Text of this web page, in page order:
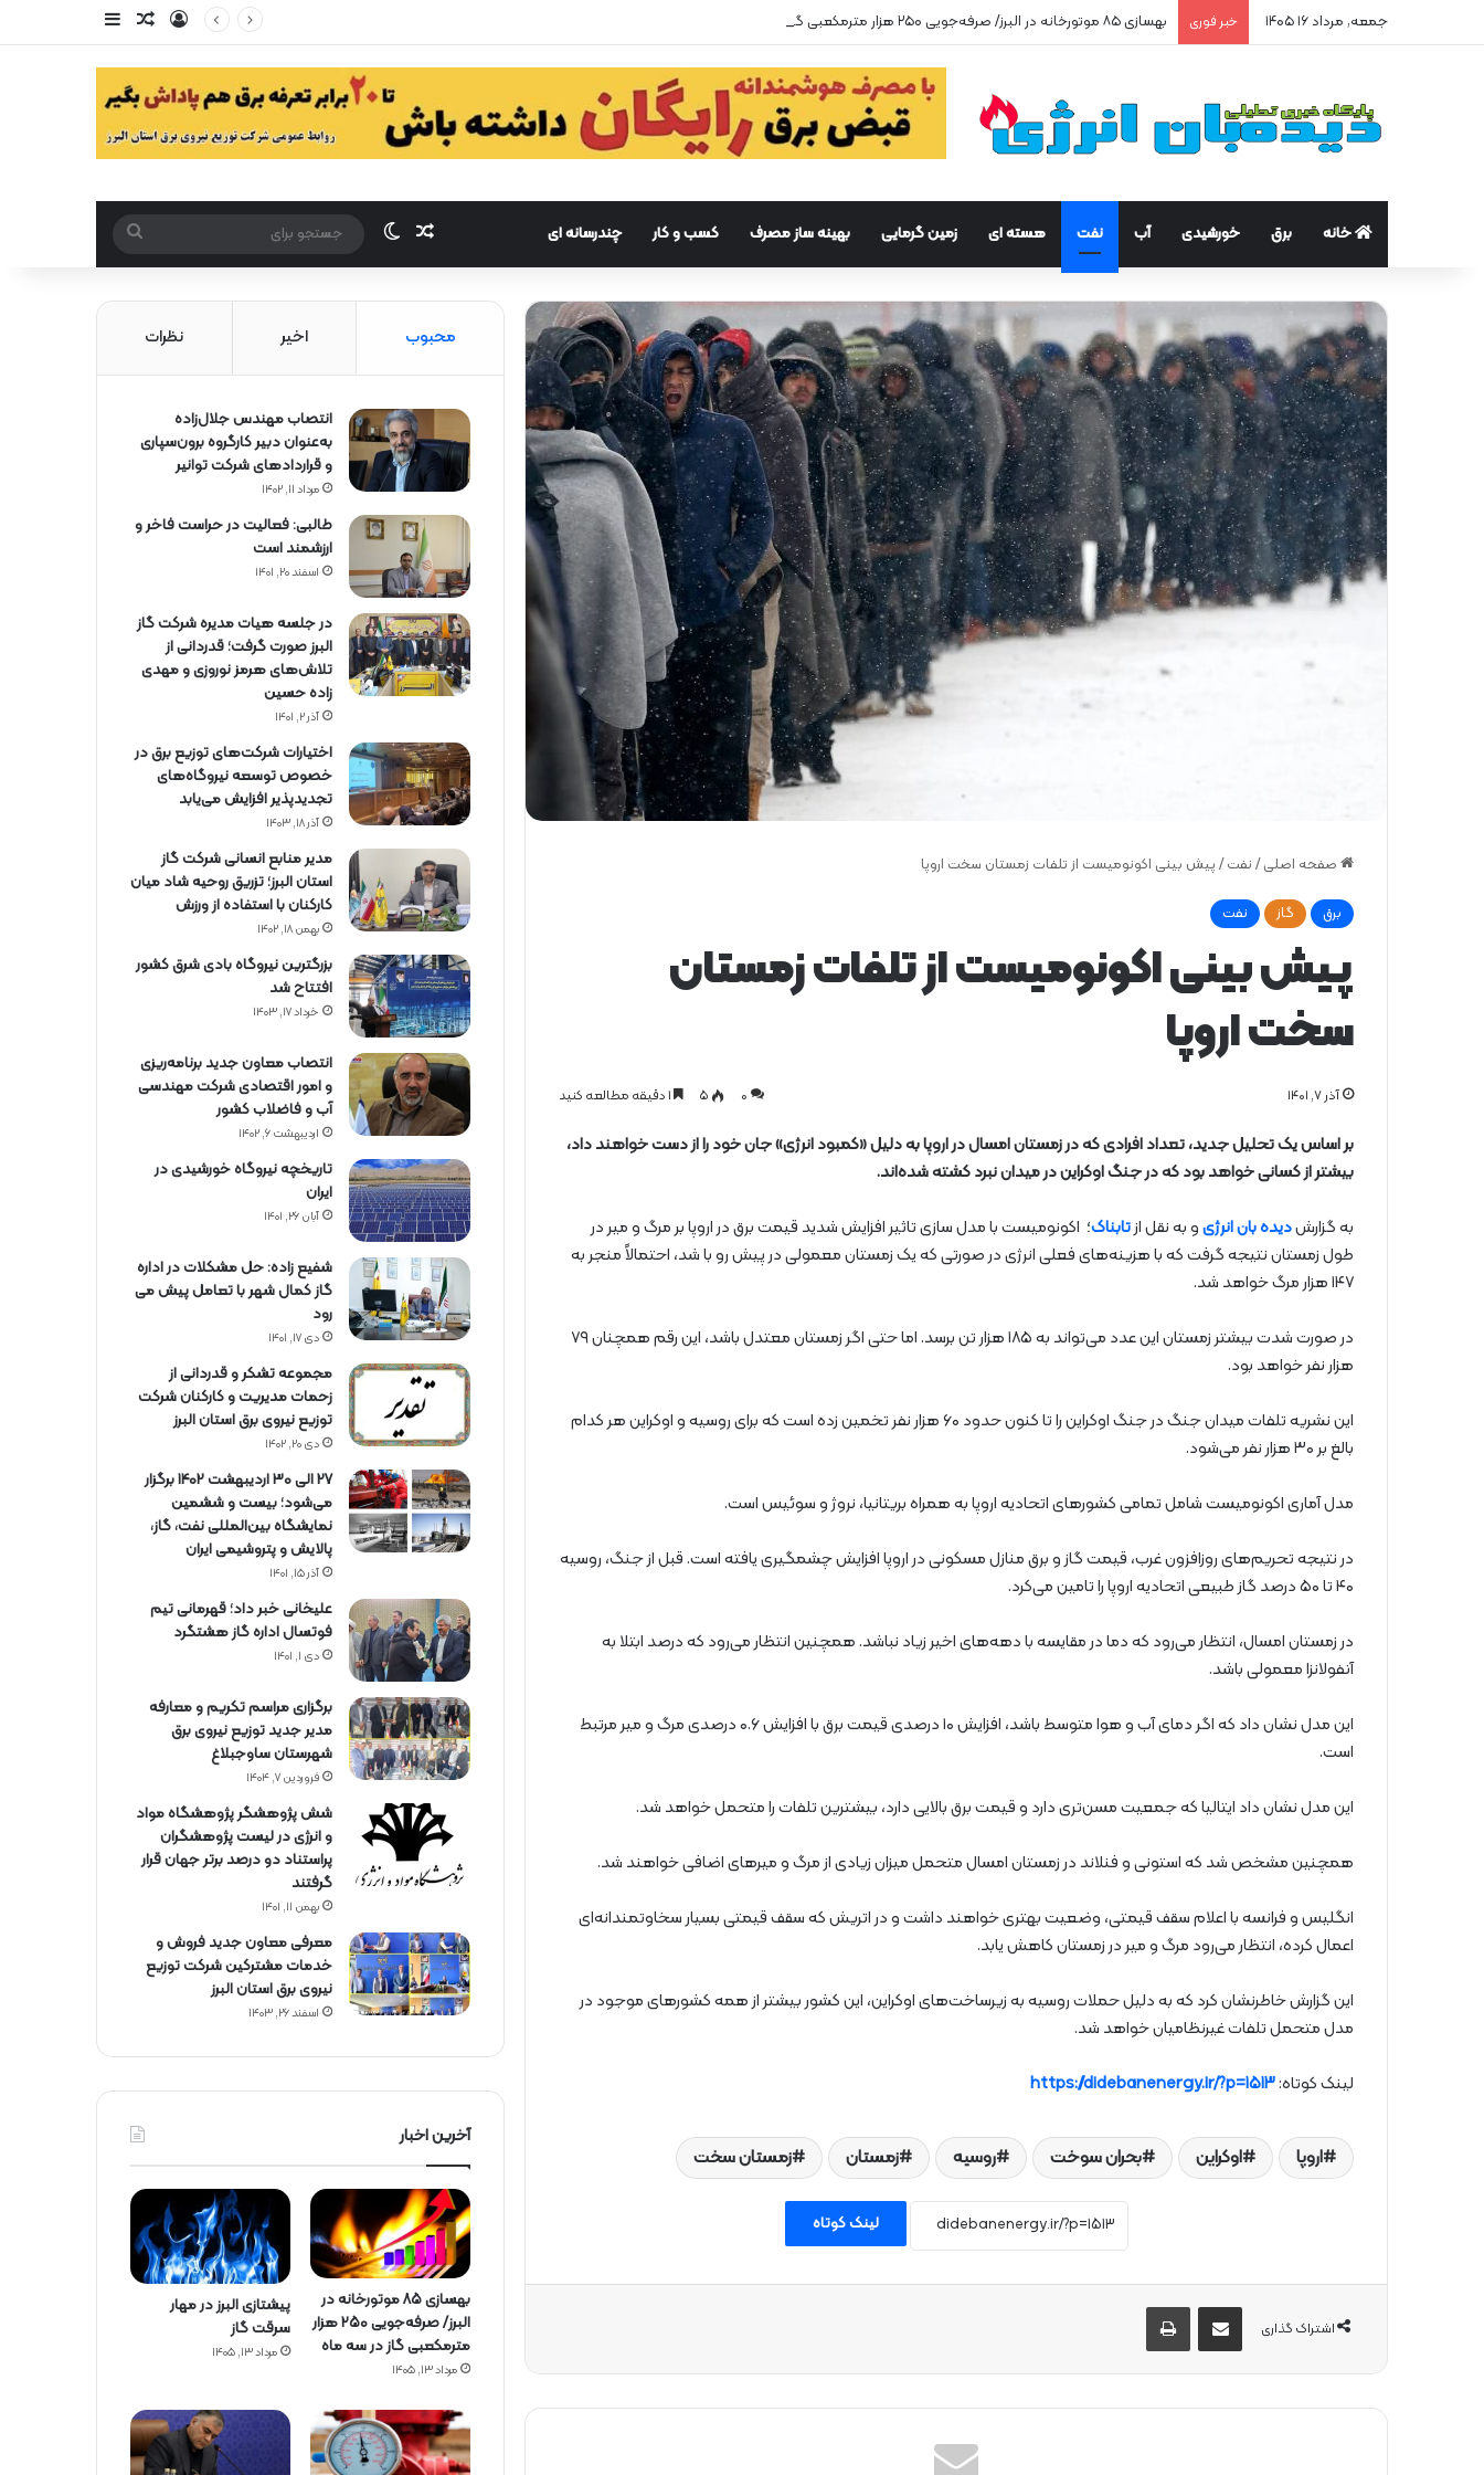
جمعه, مرداد ۱۶ ۱۴۰۵ خبر فوری بهسازی ۸۵ موتورخانه در البرز/ صرفه‌جویی ۲۵۰ هزار مترمکعبی گاز در سه ماه ورود مقاله تصادفی
خانه برق خورشیدی آب نفت هسته ای زمین گرمایی بهینه ساز مصرف کسب و کار چندرسانه ای مقاله تصادفی
تغییر پوست
برای
صفحه اصلی / نفت / پیش بینی اکونومیست از تلفات زمستان سخت اروپا
برق گاز نفت
پیش بینی اکونومیست از تلفات زمستان
سخت اروپا
آذر ۷, ۱۴۰۱ 0 ۵
بر اساس یک تحلیل جدید، تعداد افرادی که در زمستان امسال در اروپا به دلیل «کمبود انرژی» جان خود را از دست خواهند داد،
بیشتر از کسانی خواهد بود که در جنگ اوکراین در میدان نبرد کشته شده‌اند.
به گزارشدیده بان انرژیو به نقل ازتابناک؛ اکونومیست با مدل سازی تاثیر افزایش شدید قیمت برق در اروپا بر مرگ و میر در
طول زمستان نتیجه گرفت که با هزینه‌های فعلی انرژی در صورتی که یک زمستان معمولی در پیش رو با شد، احتمالاً منجر به
۱۴۷ هزار مرگ خواهد شد.
در صورت شدت بیشتر زمستان این عدد می‌تواند به ۱۸۵ هزار تن برسد. اما حتی اگر زمستان معتدل باشد، این رقم همچنان ۷۹
هزار نفر خواهد بود.
این نشریه تلفات میدان جنگ در جنگ اوکراین را تا کنون حدود ۶۰ هزار نفر تخمین زده است که برای روسیه و اوکراین هر کدام
بالغ بر ۳۰ هزار نفر می‌شود.
مدل آماری اکونومیست شامل تمامی کشورهای اتحادیه اروپا به همراه بریتانیا، نروژ و سوئیس است.
در نتیجه تحریم‌های روزافزون غرب، قیمت گاز و برق منازل مسکونی در اروپا افزایش چشمگیری یافته است. قبل از جنگ، روسیه
۴۰ تا ۵۰ درصد گاز طبیعی اتحادیه اروپا را تامین می‌کرد.
در زمستان امسال، انتظار می‌رود که دما در مقایسه با دهه‌های اخیر زیاد نباشد. همچنین انتظار می‌رود که درصد ابتلا به
آنفولانزا معمولی باشد.
این مدل نشان داد که اگر دمای آب و هوا متوسط باشد، افزایش ۱۰ درصدی قیمت برق با افزایش ۰.۶ درصدی مرگ و میر مرتبط
است.
این مدل نشان داد ایتالیا که جمعیت مسن‌تری دارد و قیمت برق بالایی دارد، بیشترین تلفات را متحمل خواهد شد.
همچنین مشخص شد که استونی و فنلاند در زمستان امسال متحمل میزان زیادی از مرگ و میرهای اضافی خواهند شد.
انگلیس و فرانسه با اعلام سقف قیمتی، وضعیت بهتری خواهند داشت و در اتریش که سقف قیمتی بسیار سخاوتمندانه‌ای
اعمال کرده، انتظار می‌رود مرگ و میر در زمستان کاهش یابد.
این گزارش خاطرنشان کرد که به دلیل حملات روسیه به زیرساخت‌های اوکراین، این کشور بیشتر از همه کشورهای موجود در
مدل متحمل تلفات غیرنظامیان خواهد شد.
لینک کوتاه:https://didebanenergy.ir/?p=1513
اروپا اوکراین بحران سوخت روسیه زمستان زمستان سخت
لینک کوتاه
اشتراک گذاری
از طریق ایمیل به اشتراک بگذارید
محبوب اخیر نظرات
انتصاب مهندس جلال‌زاده
به‌عنوان دبیر كارگروه برون‌سپاری
و قراردادهای شركت توانیر
مرداد ۱۱, ۱۴۰۲
طالبی: فعالیت در حراست فاخر و
ارزشمند است
اسفند ۲۰, ۱۴۰۱
در جلسه هیات مدیره شرکت گاز
البرز صورت گرفت؛ قدردانی از
تلاش‌های هرمز نوروزی و مهدی
زاده حسین
آذر ۲, ۱۴۰۱
اختیارات شرکت‌های توزیع برق در
خصوص توسعه نیروگاه‌های
تجدیدپذیر افزایش می‌یابد
آذر ۱۸, ۱۴۰۳
مدیر منابع انسانی شرکت گاز
استان البرز؛ تزریق روحیه شاد میان
کارکنان با استفاده از ورزش
بهمن ۱۸, ۱۴۰۲
بزرگترین نیروگاه بادی شرق کشور
افتتاح شد
خرداد ۱۷, ۱۴۰۳
انتصاب معاون جدید برنامه‌ریزی
و امور اقتصادی شرکت مهندسی
آب و فاضلاب کشور
اردیبهشت ۶, ۱۴۰۲
تاریخچه نیروگاه خورشیدی در
ایران
آبان ۲۶, ۱۴۰۱
شفیع زاده: حل مشکلات در اداره
گاز کمال شهر با تعامل پیش می
رود
دی ۱۷, ۱۴۰۱
مجموعه تشکر و قدردانی از
زحمات مدیریت و کارکنان شرکت
توزیع نیروی برق استان البرز
دی ۲۰, ۱۴۰۲
27 الی 30 اردیبهشت 1402 برگزار
می‌شود؛ بیست و ششمین
نمایشگاه بین‌المللی نفت، گاز،
پالایش و پتروشیمی ایران
آذر ۱۵, ۱۴۰۱
علیخانی خبر داد؛ قهرمانی تیم
فوتسال اداره گاز هشتگرد
دی ۱, ۱۴۰۱
برگزاری مراسم تكریم و معارفه
مدیر جدید توزیع نیروی برق
شهرستان ساوجبلاغ
فروردین ۷, ۱۴۰۴
شش پژوهشگر پژوهشگاه مواد
و انرژی در لیست پژوهشگران
پراستناد دو درصد برتر جهان قرار
گرفتند
بهمن ۱۱, ۱۴۰۱
معرفی معاون جدید فروش و
خدمات مشتركین شركت توزیع
نیروی برق استان البرز
اسفند ۲۶, ۱۴۰۳
آخرین اخبار
بهسازی ۸۵ موتورخانه در
البرز/ صرفه‌جویی ۲۵۰ هزار
مترمکعبی گاز در سه ماه
مرداد ۱۳, ۱۴۰۵
پیشتازی البرز در مهار
سرقت گاز
مرداد ۱۳, ۱۴۰۵